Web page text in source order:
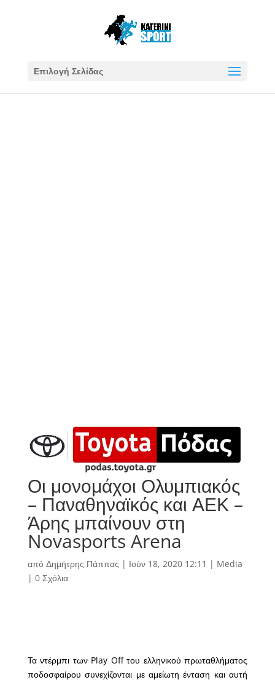
Επιλογή Σελίδας
Οι μονομάχοι Ολυμπιακός
– Παναθηναϊκός και ΑΕΚ –
Άρης μπαίνουν στη
Novasports Arena
από Δημήτρης Πάππας | Ιούν 18, 2020 12:11 | Media
| 0 Σχόλια
Τα ντέρμπι των Play Off του ελληνικού πρωταθλήματος
ποδοσφαίρου συνεχίζονται με αμείωτη ένταση και αυτή